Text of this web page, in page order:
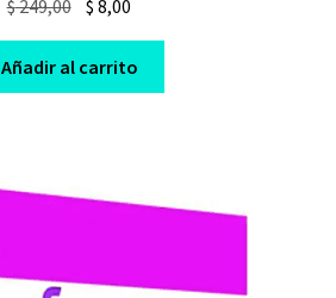
$249,00
was:
$ 249,00.
$ 8,00
is:
$ 8,00.
Añadir al carrito